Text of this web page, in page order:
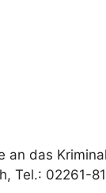
an das
Tel.: 02261-